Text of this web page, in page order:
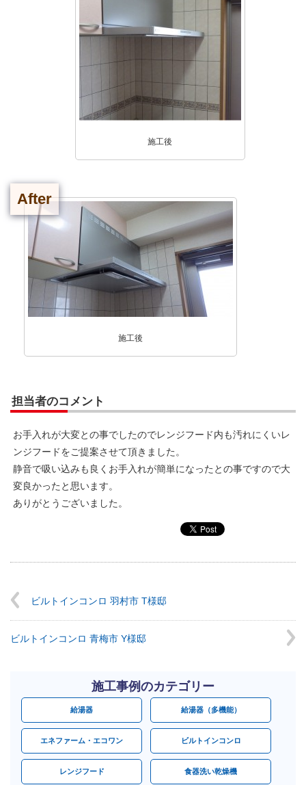
施工後
After
施工後
担当者のコメント
お手入れが大変との事でしたのでレンジフード内も汚れにくいレ
ンジフードをご提案させて頂きました。
静音で吸い込みも良くお手入れが簡単になったとの事ですので大
変良かったと思います。
ありがとうございました。
ビルトインコンロ 羽村市 T様邸
ビルトインコンロ 青梅市 Y様邸
施工事例のカテゴリー
給湯器 給湯器（多機能）
エネファーム・エコワン ビルトインコンロ
レンジフード 食器洗い乾燥機